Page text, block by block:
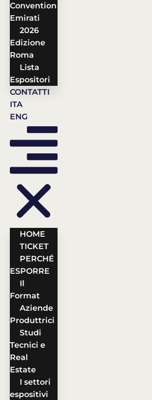
Convention
Emirati
2026
Edizione
Roma
Lista
Espositori
CONTATTI
ITA
ENG
HOME
TICKET
PERCHÉ
ESPORRE
Il
Format
Aziende
Produttrici
Studi
Tecnici e
Real
Estate
I settori
espositivi